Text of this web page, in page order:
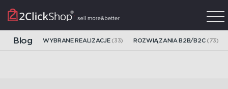
Blog WYBRANE REALIZACJE (33) ROZWIĄZANIA B2B/B2C (73)